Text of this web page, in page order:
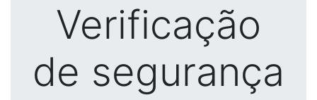
Verificação
de segurança